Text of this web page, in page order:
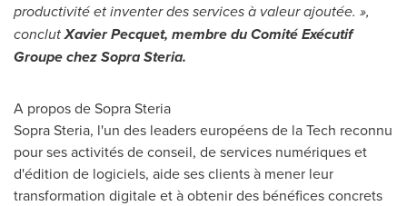
productivité et inventer des services à valeur ajoutée. »,
conclutXavier Pecquet, membre du Comité Exécutif
Groupe chez Sopra Steria.
A propos de Sopra Steria
Sopra Steria, l'un des leaders européens de la Tech reconnu
pour ses activités de conseil, de services numériques et
d'édition de logiciels, aide ses clients à mener leur
transformation digitale et à obtenir des bénéfices concrets